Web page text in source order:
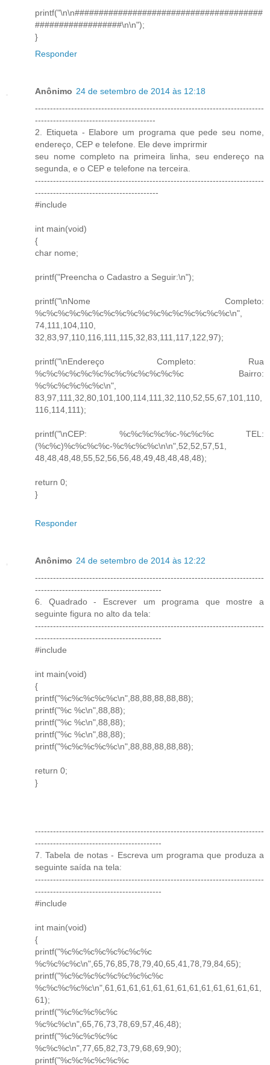
printf("\n\n#######################################
##################\n\n");
}
Responder
Anônimo 24 de setembro de 2014 às 12:18
----------------------------------------------------------------------------
----------------------------------------
2. Etiqueta - Elabore um programa que pede seu nome,
endereço, CEP e telefone. Ele deve imprirmir
seu nome completo na primeira linha, seu endereço na
segunda, e o CEP e telefone na terceira.
----------------------------------------------------------------------------
-----------------------------------------
#include
int main(void)
{
char nome;
printf("Preencha o Cadastro a Seguir:\n");
printf("\nNome Completo:
%c%c%c%c%c%c%c%c%c%c%c%c%c%c%c%c%c\n",
74,111,104,110,
32,83,97,110,116,111,115,32,83,111,117,122,97);
printf("\nEndereço Completo: Rua
%c%c%c%c%c%c%c%c%c%c%c%c%c Bairro:
%c%c%c%c%c%c\n",
83,97,111,32,80,101,100,114,111,32,110,52,55,67,101,110,
116,114,111);
printf("\nCEP: %c%c%c%c%c-%c%c%c TEL:
(%c%c)%c%c%c%c-%c%c%c%c\n\n",52,52,57,51,
48,48,48,48,55,52,56,56,48,49,48,48,48,48);
return 0;
}
Responder
Anônimo 24 de setembro de 2014 às 12:22
----------------------------------------------------------------------------
------------------------------------------
6. Quadrado - Escrever um programa que mostre a
seguinte figura no alto da tela:
----------------------------------------------------------------------------
------------------------------------------
#include
int main(void)
{
printf("%c%c%c%c%c\n",88,88,88,88,88);
printf("%c %c\n",88,88);
printf("%c %c\n",88,88);
printf("%c %c\n",88,88);
printf("%c%c%c%c%c\n",88,88,88,88,88);
return 0;
}
----------------------------------------------------------------------------
------------------------------------------
7. Tabela de notas - Escreva um programa que produza a
seguinte saída na tela:
----------------------------------------------------------------------------
------------------------------------------
#include
int main(void)
{
printf("%c%c%c%c%c%c%c%c
%c%c%c%c\n",65,76,85,78,79,40,65,41,78,79,84,65);
printf("%c%c%c%c%c%c%c%c%c
%c%c%c%c%c\n",61,61,61,61,61,61,61,61,61,61,61,61,61,
61);
printf("%c%c%c%c%c
%c%c%c\n",65,76,73,78,69,57,46,48);
printf("%c%c%c%c%c
%c%c%c\n",77,65,82,73,79,68,69,90);
printf("%c%c%c%c%c%c